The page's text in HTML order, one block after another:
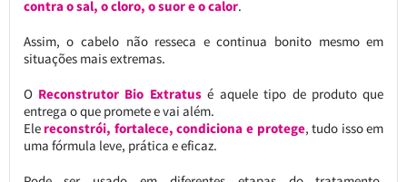
contra o sal, o cloro, o suor e o calor.
Assim, o cabelo não resseca e continua bonito mesmo em
situações mais extremas.
O Reconstrutor Bio Extratusé aquele tipo de produto que
entrega o que promete e vai além.
Ele reconstrói, fortalece, condiciona e protege, tudo isso em
uma fórmula leve, prática e eficaz.